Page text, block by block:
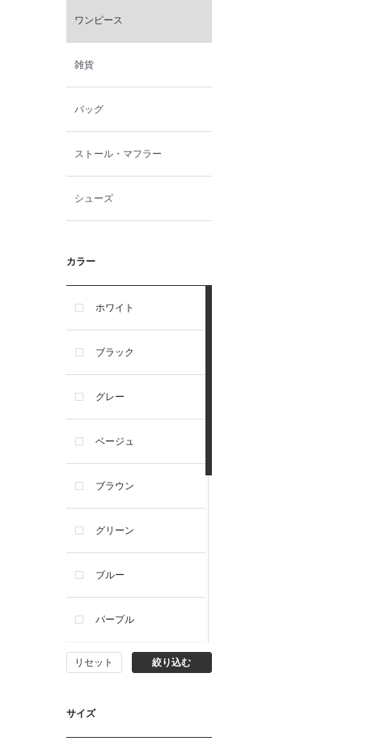
ワンピース
雑貨
バッグ
ストール・マフラー
シューズ
カラー
ホワイト
ブラック
グレー
ベージュ
ブラウン
グリーン
ブルー
パープル
イエロー
ピンク
リセット 絞り込む
サイズ